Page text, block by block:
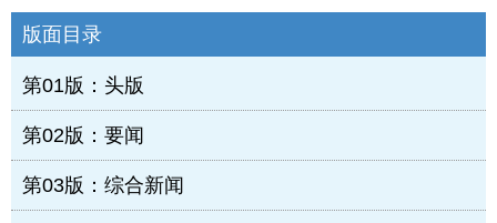
版面目录
第01版：头版
第02版：要闻
第03版：综合新闻